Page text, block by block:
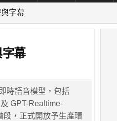
字幕
幕
時語音模型，包括
GPT-Realtime-
段，正式開放予生產環